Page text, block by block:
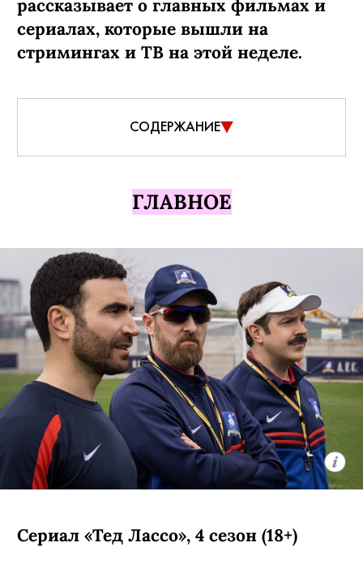
рассказывает о главных фильмах и
сериалах, которые вышли на
стримингах и ТВ на этой неделе.
СОДЕРЖАНИЕ
ГЛАВНОЕ
Сериал «Тед Лассо», 4 сезон (18+)